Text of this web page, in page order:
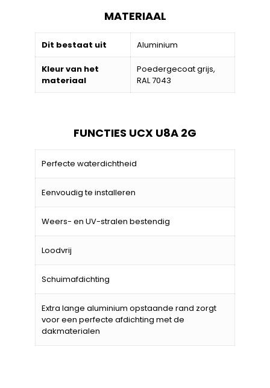
MATERIAAL
Dit bestaat uit Aluminium
Kleur van het
materiaal
Poedergecoat grijs,
RAL 7043
FUNCTIES UCX U8A 2G
Perfecte waterdichtheid
Eenvoudig te installeren
Weers- en UV-stralen bestendig
Loodvrij
Schuimafdichting
Extra lange aluminium opstaande rand zorgt
voor een perfecte afdichting met de
dakmaterialen